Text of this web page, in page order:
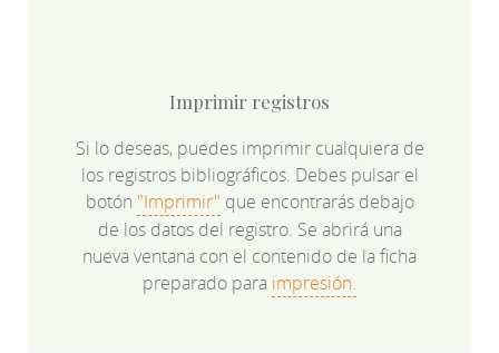
Imprimir registros
Si lo deseas, puedes imprimir cualquiera de
los registros bibliográficos. Debes pulsar el
botón "Imprimir" que encontrarás debajo
de los datos del registro. Se abrirá una
nueva ventana con el contenido de la ficha
preparado para impresión.